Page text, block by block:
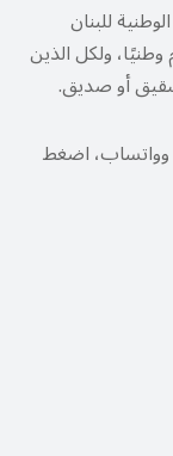
للبنان
ولكل الذين
شقيق أو صديق.
وواتساب، اضغط